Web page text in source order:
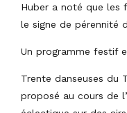
Huber a noté que les
le signe de pérennité
Un programme festif
Trente danseuses du
proposé au cours de